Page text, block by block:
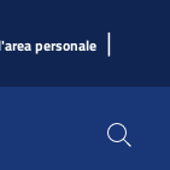
personale |